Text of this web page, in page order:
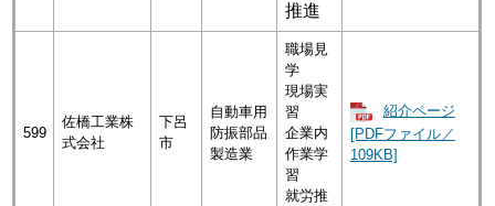
推進
599
佐橋工業株
式会社
下呂
市
自動車用
防振部品
製造業
職場見
学
現場実
習
企業内
作業学
習
就労推
紹介ページ
[PDFファイル／
109KB]